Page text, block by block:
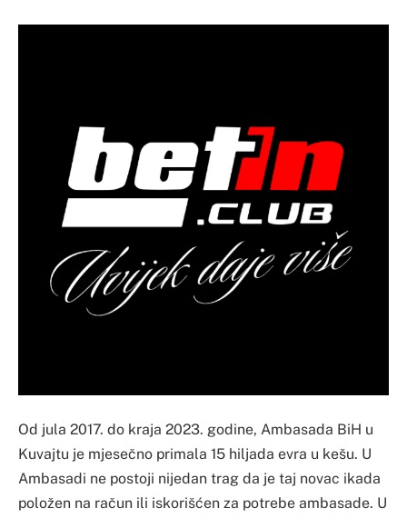
Od jula 2017. do kraja 2023. godine, Ambasada BiH u
Kuvajtu je mjesečno primala 15 hiljada evra u kešu. U
Ambasadi ne postoji nijedan trag da je taj novac ikada
položen na račun ili iskorišćen za potrebe ambasade. U